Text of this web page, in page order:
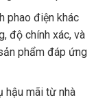
phao điện khác
độ chính xác, và
phẩm đáp ứng
hậu mãi từ nhà